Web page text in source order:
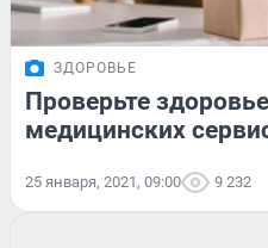
ЗДОРОВЬЕ
Проверьте
медицинских
25 января, 2021, 09:00 9 232